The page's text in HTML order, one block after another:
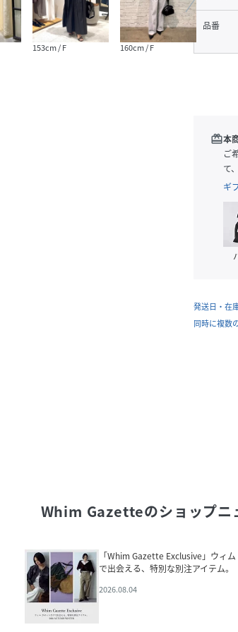
153cm / F 160cm / F
品番
redeem本
ご
て
ギ
発送日・在
同時に複数
Whim Gazetteのショップニ
「Whim Gazette Exclusive」ウィ
で出会える、特別な別注アイテム。
2026.08.04